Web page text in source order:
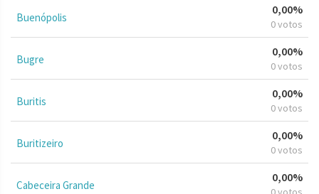
Buenópolis
0,00%
0 votos
Bugre
0,00%
0 votos
Buritis
0,00%
0 votos
Buritizeiro
0,00%
0 votos
Cabeceira Grande
0,00%